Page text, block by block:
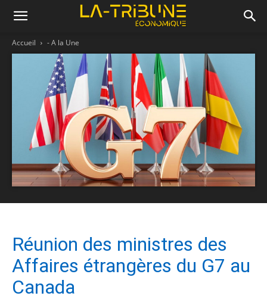
Accueil - A la Une
Réunion des ministres des
Affaires étrangères du G7 au
Canada